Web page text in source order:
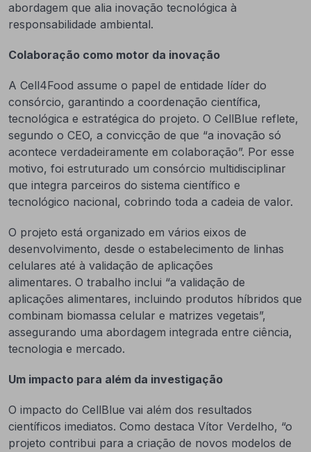
abordagem que alia inovação tecnológica à
responsabilidade ambiental.
Colaboração como motor da inovação
A Cell4Food assume o papel de entidade líder do
consórcio, garantindo a coordenação científica,
tecnológica e estratégica do projeto. O CellBlue reflete,
segundo o CEO, a convicção de que “a inovação só
acontece verdadeiramente em colaboração”. Por esse
motivo, foi estruturado um consórcio multidisciplinar
que integra parceiros do sistema científico e
tecnológico nacional, cobrindo toda a cadeia de valor.
O projeto está organizado em vários eixos de
desenvolvimento, desde o estabelecimento de linhas
celulares até à validação de aplicações
alimentares. O trabalho inclui “a validação de
aplicações alimentares, incluindo produtos híbridos que
combinam biomassa celular e matrizes vegetais”,
assegurando uma abordagem integrada entre ciência,
tecnologia e mercado.
Um impacto para além da investigação
O impacto do CellBlue vai além dos resultados
científicos imediatos. Como destaca Vítor Verdelho, “o
projeto contribui para a criação de novos modelos de